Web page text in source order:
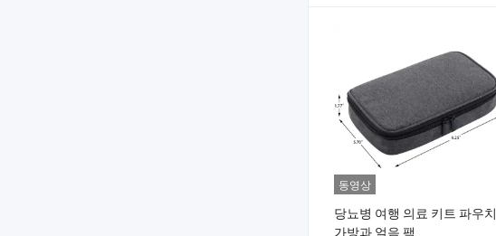
동영상
당뇨병 여행 의료 키트 파우치
가방과 얼음 팩